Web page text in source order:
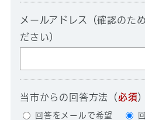
メールアドレス（確認のた
ださい）
当市からの回答方法 （必須）
回答をメールで希望